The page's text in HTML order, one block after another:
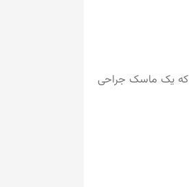
که یک ماسک جراحی